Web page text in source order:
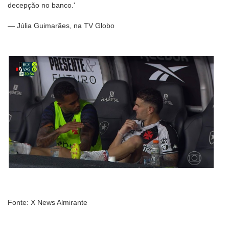
decepção no banco.'
— Júlia Guimarães, na TV Globo
Fonte: X News Almirante